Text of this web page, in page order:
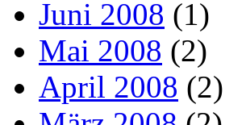
Juni 2008 (1)
Mai 2008 (2)
April 2008 (2)